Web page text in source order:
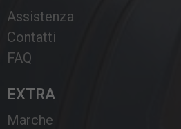
Assistenza
Contatti
FAQ
EXTRA
Marche